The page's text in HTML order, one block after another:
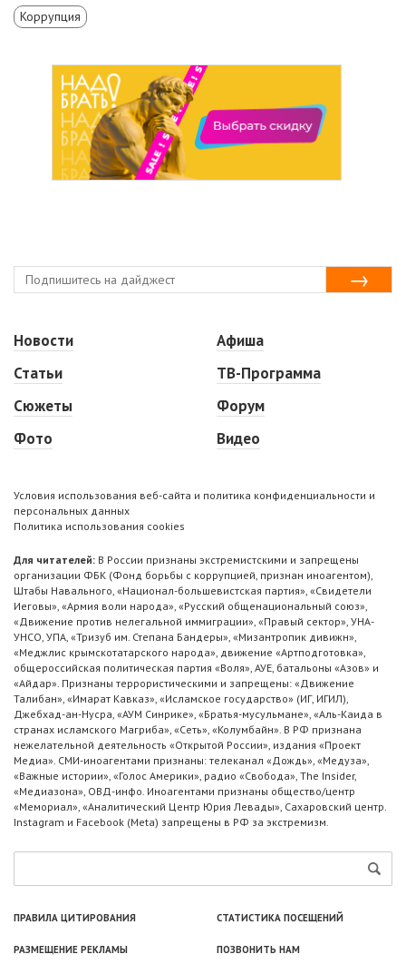
Коррупция
Новости
Статьи
Сюжеты
Фото
Афиша
ТВ-Программа
Форум
Видео
Условия использования веб-сайта и политика конфиденциальности и
персональных данных
Политика использования cookies
Для читателей: В России признаны экстремистскими и запрещены
организации ФБК (Фонд борьбы с коррупцией, признан иноагентом),
Штабы Навального, «Национал-большевистская партия», «Свидетели
Иеговы», «Армия воли народа», «Русский общенациональный союз»,
«Движение против нелегальной иммиграции», «Правый сектор», УНА-
УНСО, УПА, «Тризуб им. Степана Бандеры», «Мизантропик дивижн»,
«Меджлис крымскотатарского народа», движение «Артподготовка»,
общероссийская политическая партия «Воля», АУЕ, батальоны «Азов» и
«Айдар». Признаны террористическими и запрещены: «Движение
Талибан», «Имарат Кавказ», «Исламское государство» (ИГ, ИГИЛ),
Джебхад-ан-Нусра, «АУМ Синрике», «Братья-мусульмане», «Аль-Каида в
странах исламского Магриба», «Сеть», «Колумбайн». В РФ признана
нежелательной деятельность «Открытой России», издания «Проект
Медиа». СМИ-иноагентами признаны: телеканал «Дождь», «Медуза»,
«Важные истории», «Голос Америки», радио «Свобода», The Insider,
«Медиазона», ОВД-инфо. Иноагентами признаны общество/центр
«Мемориал», «Аналитический Центр Юрия Левады», Сахаровский центр.
Instagram и Facebook (Metа) запрещены в РФ за экстремизм.
ПРАВИЛА ЦИТИРОВАНИЯ СТАТИСТИКА ПОСЕЩЕНИЙ
РАЗМЕЩЕНИЕ РЕКЛАМЫ ПОЗВОНИТЬ НАМ